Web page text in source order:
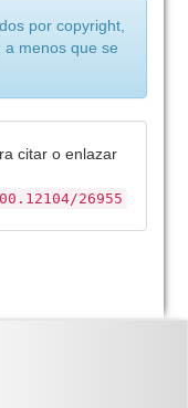
por copyright,
menos que se
citar o enlazar
26955